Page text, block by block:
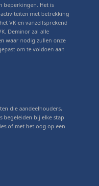
beperkingen. Het is
met betrekking
VK en vanzelfsprekend
Deminor zal alle
waar nodig zullen onze
om te voldoen aan
die aandeelhouders,
begeleiden bij elke stap
of met het oog op een